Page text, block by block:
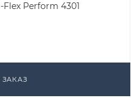
Perform 4301